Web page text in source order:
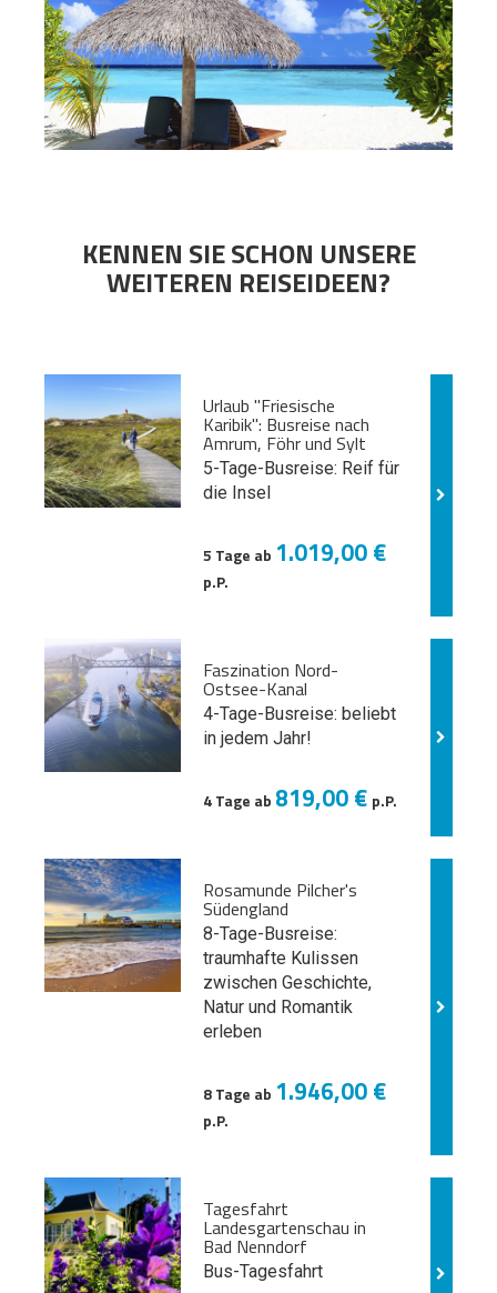
KENNEN SIE SCHON UNSERE
WEITEREN REISEIDEEN?
Urlaub "Friesische
Karibik": Busreise nach
Amrum, Föhr und Sylt
5-Tage-Busreise: Reif für
die Insel
5 Tage ab 1.019,00 €
p.P.
Faszination Nord-
Ostsee-Kanal
4-Tage-Busreise: beliebt
in jedem Jahr!
4 Tage ab 819,00 € p.P.
Rosamunde Pilcher's
Südengland
8-Tage-Busreise:
traumhafte Kulissen
zwischen Geschichte,
Natur und Romantik
erleben
8 Tage ab 1.946,00 €
p.P.
Tagesfahrt
Landesgartenschau in
Bad Nenndorf
Bus-Tagesfahrt